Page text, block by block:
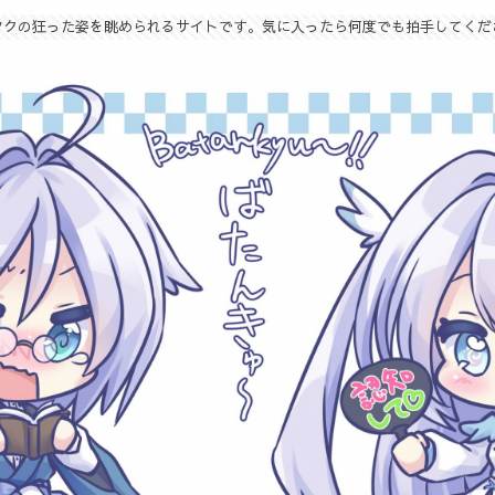
の狂った姿を眺められるサイトです。気に入ったら何度でも拍手してく